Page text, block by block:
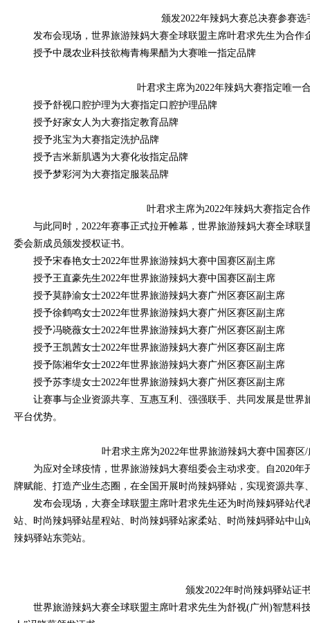
颁发2022年辣妈大赛总决赛参赛选
发布会现场，世界旅游辣妈大赛全球联盟主席叶君求先生为合作
授予中晟农业科技欲梅青梅果醋为大赛唯一指定品牌
叶君求主席为2022年辣妈大赛指定唯一
授予舒视口腔护理为大赛指定口腔护理品牌
授予好家女人为大赛指定教育品牌
授予兆宝为大赛指定洗护品牌
授予吉米新肌遇为大赛化妆指定品牌
授予梦彩河为大赛指定服装品牌
叶君求主席为2022年辣妈大赛指定合
与此同时，2022年赛事正式拉开帷幕，世界旅游辣妈大赛全球
委会新成员颁发授权证书。
授予宋春艳女士2022年世界旅游辣妈大赛中国赛区副主席
授予王直豪先生2022年世界旅游辣妈大赛中国赛区副主席
授予莫静渝女士2022年世界旅游辣妈大赛广州区赛区副主席
授予徐鹤鸣女士2022年世界旅游辣妈大赛广州区赛区副主席
授予冯晓薇女士2022年世界旅游辣妈大赛广州区赛区副主席
授予王凯茜女士2022年世界旅游辣妈大赛广州区赛区副主席
授予陈湘华女士2022年世界旅游辣妈大赛广州区赛区副主席
授予苏李缇女士2022年世界旅游辣妈大赛广州区赛区副主席
让赛事与企业资源共享、互惠互利、强强联手、共同发展是世界
平台优势。
叶君求主席为2022年世界旅游辣妈大赛中国赛区
为应对全球疫情，世界旅游辣妈大赛组委会主动求变。自2020
牌赋能、打造产业生态圈，在全国开展时尚辣妈驿站，实现资源共享
发布会现场，大赛全球联盟主席叶君求先生还为时尚辣妈驿站代
站、时尚辣妈驿站星程站、时尚辣妈驿站家柔站、时尚辣妈驿站中山
辣妈驿站东莞站。
颁发2022年时尚辣妈驿站证
世界旅游辣妈大赛全球联盟主席叶君求先生为舒视(广州)智慧科